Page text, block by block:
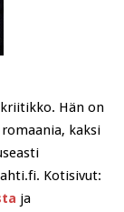
Hän on
kaksi
Kotisivut:
ja